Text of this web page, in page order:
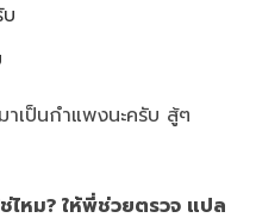
เป็นกำแพงนะครับ สู้ๆ
ไหม? ให้พี่ช่วยตรวจ แปล